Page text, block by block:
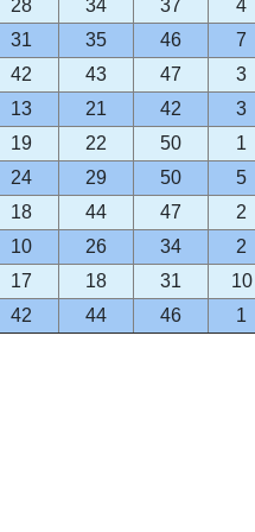
28 34 37 4
31 35 46 7
42 43 47 3
13 21 42 3
19 22 50 1
24 29 50 5
18 44 47 2
10 26 34 2
17 18 31 10
42 44 46 1